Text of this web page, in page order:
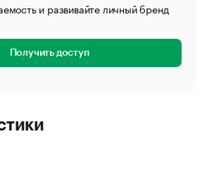
и развивайте личный бренд
Получить доступ